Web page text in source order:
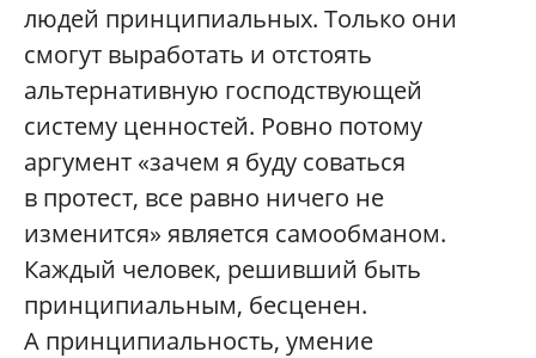
людей принципиальных. Только они
смогут выработать и отстоять
альтернативную господствующей
систему ценностей. Ровно потому
аргумент «зачем я буду соваться
в протест, все равно ничего не
изменится» является самообманом.
Каждый человек, решивший быть
принципиальным, бесценен.
А принципиальность, умение